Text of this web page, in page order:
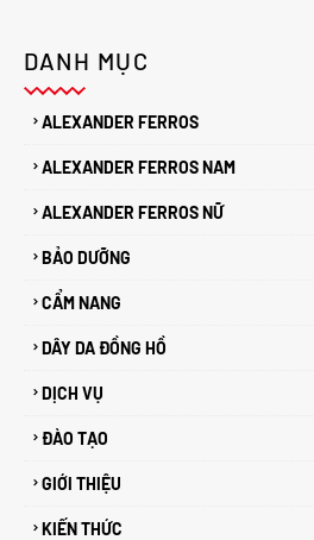
DANH MỤC
ALEXANDER FERROS
ALEXANDER FERROS NAM
ALEXANDER FERROS NỮ
BẢO DƯỠNG
CẨM NANG
DÂY DA ĐỒNG HỒ
DỊCH VỤ
ĐÀO TẠO
GIỚI THIỆU
KIẾN THỨC